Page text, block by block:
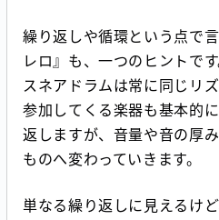
繰り返しや循環という点で
レロ』も、一つのヒントです
スネアドラムは常に同じリ
参加してくる楽器も基本的
返しますが、音量や音の厚
ものへ変わっていきます。
単なる繰り返しに見えるけど